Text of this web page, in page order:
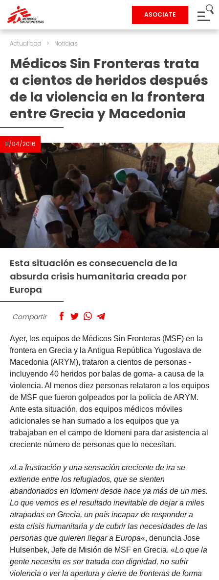
ASOCIATE
Actualidad > Noticias
Médicos Sin Fronteras trata
a cientos de heridos después
de la violencia en la frontera
entre Grecia y Macedonia
11/04/2016
Esta situación es consecuencia de la
absurda crisis humanitaria creada por
Europa
Compartir
Ayer, los equipos de Médicos Sin Fronteras (MSF) en la
frontera en Grecia y la Antigua República Yugoslava de
Macedonia (ARYM), trataron a cientos de personas -
incluyendo 40 heridos por balas de goma- a causa de la
violencia. Al menos diez personas relataron a los equipos
de MSF que fueron golpeados por la policía de ARYM.
Ante esta situación, dos equipos médicos móviles
adicionales se han sumado a los equipos que ya
trabajaban en el campo de Idomeni para dar asistencia al
creciente número de personas que lo necesitan.
«La frustración y una sensación creciente de ira se
extiende entre los refugiados, que se sienten
abandonados en Idomeni desde hace ya más de un mes.
Lo que vemos es el resultado inevitable de dejar a miles
atrapadas en Grecia, un país incapaz de responder a
esta crisis humanitaria y de cubrir las necesidades de las
personas que quieren llegar a Europa«, denuncia Jose
Hulsenbek, Jefe de Misión de MSF en Grecia. «Lo que la
gente necesita es ser tratada con dignidad, no sufrir
violencia o ver la apertura y cierre de fronteras de forma